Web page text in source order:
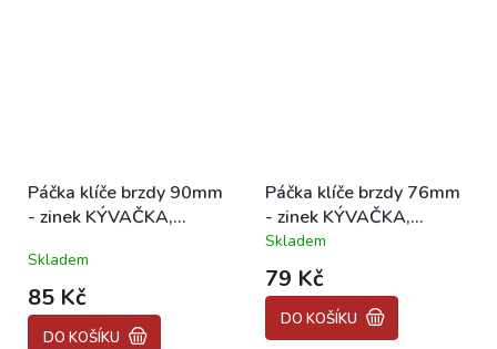
Páčka klíče brzdy 90mm
- zinek KÝVAČKA,
Skladem
85 Kč
DO KOŠÍKU
Páčka klíče brzdy 76mm
- zinek KÝVAČKA,
PANELKA, ČZ
Průměrné
hodnocení
produktu
je
5,0
Skladem
79 Kč
DO KOŠÍKU